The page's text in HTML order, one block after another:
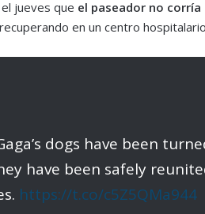
jueves que el paseador no
en un centro
dogs have been
have been safely
https://t.co/c5Z5QMa944